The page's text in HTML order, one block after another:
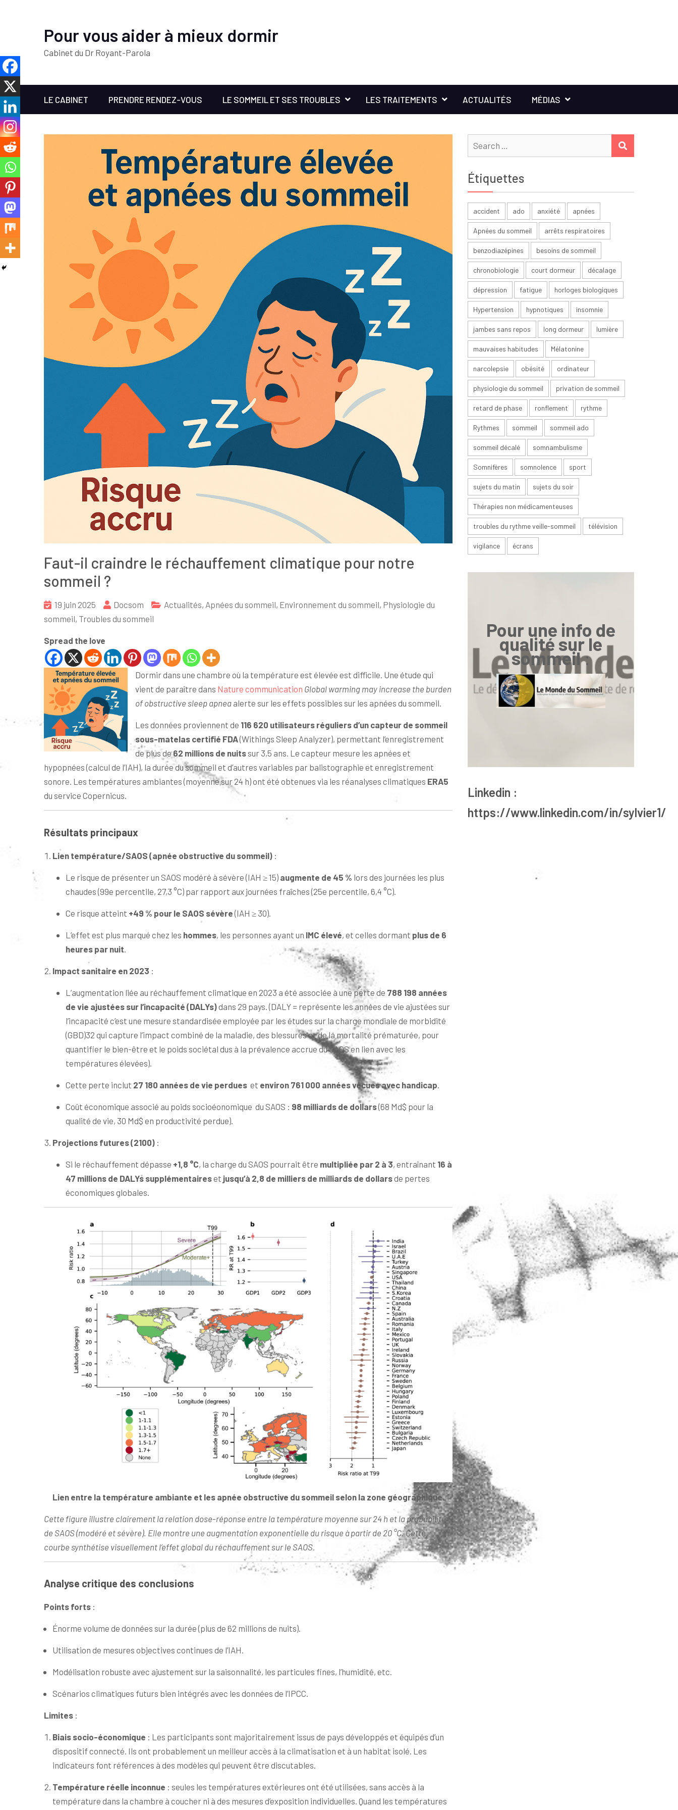
Pour vous aider à mieux dormir
Cabinet du Dr Royant-Parola
LE CABINET PRENDRE RENDEZ-VOUS LE SOMMEIL ET SES TROUBLES LES TRAITEMENTS ACTUALITÉS MÉDIAS
Faut-il craindre le réchauffement climatique pour notre
sommeil ?
19 juin 2025 Docsom Actualités, Apnées du sommeil, Environnement du sommeil, Physiologie du
sommeil, Troubles du sommeil
Spread the love
Dormir dans une chambre où la température est élevée est difficile. Une étude qui
vient de paraître dans Nature communication Global warming may increase the burden
of obstructive sleep apnea alerte sur les effets possibles sur les apnées du sommeil.
Les données proviennent de 116 620 utilisateurs réguliers d’un capteur de sommeil
sous-matelas certifié FDA(Withings Sleep Analyzer), permettant l’enregistrement
de plus de62 millions de nuits sur 3,5 ans. Le capteur mesure les apnées et
hypopnées (calcul de l’IAH), la durée du sommeil et d’autres variables par balistographie et enregistrement
sonore. Les températures ambiantes (moyenne sur 24 h) ont été obtenues via les réanalyses climatiques ERA5
du service Copernicus.
Résultats principaux
Lien température/SAOS (apnée obstructive du sommeil) :
Le risque de présenter un SAOS modéré à sévère (IAH ≥ 15) augmente de 45 % lors des journées les plus
chaudes (99e percentile, 27,3 °C) par rapport aux journées fraîches (25e percentile, 6,4 °C).
Ce risque atteint +49 % pour le SAOS sévère(IAH ≥ 30).
L’effet est plus marqué chez les hommes, les personnes ayant un IMC élevé, et celles dormant plus de 6
heures par nuit
Impact sanitaire en 2023 :
L’augmentation liée au réchauffement climatique en 2023 a été associée à une perte de 788 198 années
de vie ajustées sur l’incapacité (DALYs)dans 29 pays. (DALY = représente les années de vie ajustées sur
l’incapacité c’est une mesure standardisée employée par les études sur la charge mondiale de morbidité
(GBD)32 qui capture l’impact combiné de la maladie, des blessures et de la mortalité prématurée, pour
quantifier le bien-être et le poids sociétal dus à la prévalence accrue du SAOS en lien avec les
températures élevées).
Cette perte inclut 27 180 années de vie perdues et environ 761 000 années vécues avec handicap
Coût économique associé au poids socioéonomique du SAOS : 98 milliards de dollars(68 Md$ pour la
qualité de vie, 30 Md$ en productivité perdue).
Projections futures (2100) :
Si le réchauffement dépasse +1,8 °C, la charge du SAOS pourrait être multipliée par 2 à 3, entraînant 16 à
47 millions de DALYs supplémentaireset jusqu’à 2,8 de milliers de milliards de dollarsde pertes
économiques globales.
Lien entre la température ambiante et les apnée obstructive du sommeil selon la zone géographique.
Cette figure illustre clairement la relation dose-réponse entre la température moyenne sur 24 h et la probabilité
de SAOS (modéré et sévère). Elle montre une augmentation exponentielle du risque à partir de 20 °C. Cette
courbe synthétise visuellement l’effet global du réchauffement sur le SAOS.
Analyse critique des conclusions
Points forts :
Énorme volume de données sur la durée (plus de 62 millions de nuits).
Utilisation de mesures objectives continues de l’IAH.
Modélisation robuste avec ajustement sur la saisonnalité, les particules fines, l’humidité, etc.
Scénarios climatiques futurs bien intégrés avec les données de l’IPCC.
Limites :
Biais socio-économique : Les participants sont majoritairement issus de pays développés et équipés d’un
dispositif connecté. Ils ont probablement un meilleur accès à la climatisation et à un habitat isolé. Les
indicateurs font références à des modèles qui peuvent être discutables.
Température réelle inconnue : seules les températures extérieures ont été utilisées, sans accès à la
température dans la chambre à coucher ni à des mesures d’exposition individuelles. Quand les températures
Search
for:
Étiquettes
accident ado anxiété apnées
Apnées du sommeil arrêts respiratoires
benzodiazépines besoins de sommeil
chronobiologie court dormeur décalage
dépression fatigue horloges biologiques
Hypertension hypnotiques insomnie
jambes sans repos long dormeur lumière
mauvaises habitudes Mélatonine
narcolepsie obésité ordinateur
physiologie du sommeil privation de sommeil
retard de phase ronflement rythme
Rythmes sommeil sommeil ado
sommeil décalé somnambulisme
Somnifères somnolence sport
sujets du matin sujets du soir
Thérapies non médicamenteuses
troubles du rythme veille-sommeil télévision
vigilance écrans
Pour une info de
qualité sur le
sommeil:
Linkedin :
https://www.linkedin.com/in/sylvier1/